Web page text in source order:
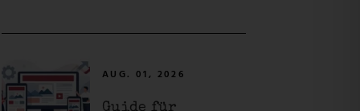
AUG. 01, 2026
Guide für